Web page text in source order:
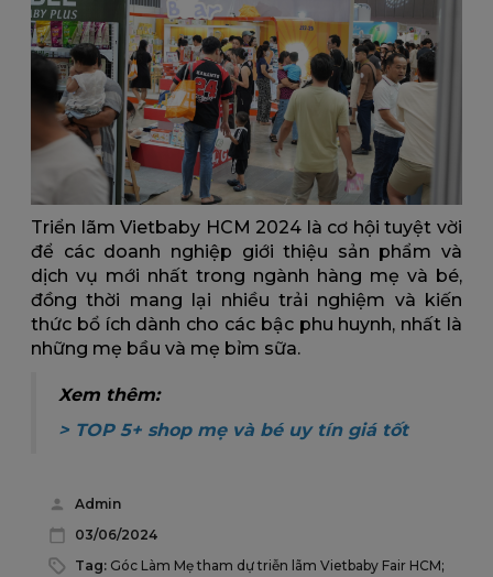
Triển lãm Vietbaby HCM 2024 là cơ hội tuyệt vời
để các doanh nghiệp giới thiệu sản phẩm và
dịch vụ mới nhất trong ngành hàng mẹ và bé,
đồng thời mang lại nhiều trải nghiệm và kiến
thức bổ ích dành cho các bậc phu huynh, nhất là
những mẹ bầu và mẹ bỉm sữa.
Xem thêm:
> TOP 5+ shop mẹ và bé uy tín giá tốt
Admin
03/06/2024
Tag: Góc Làm Mẹ tham dự triễn lãm Vietbaby Fair HCM;